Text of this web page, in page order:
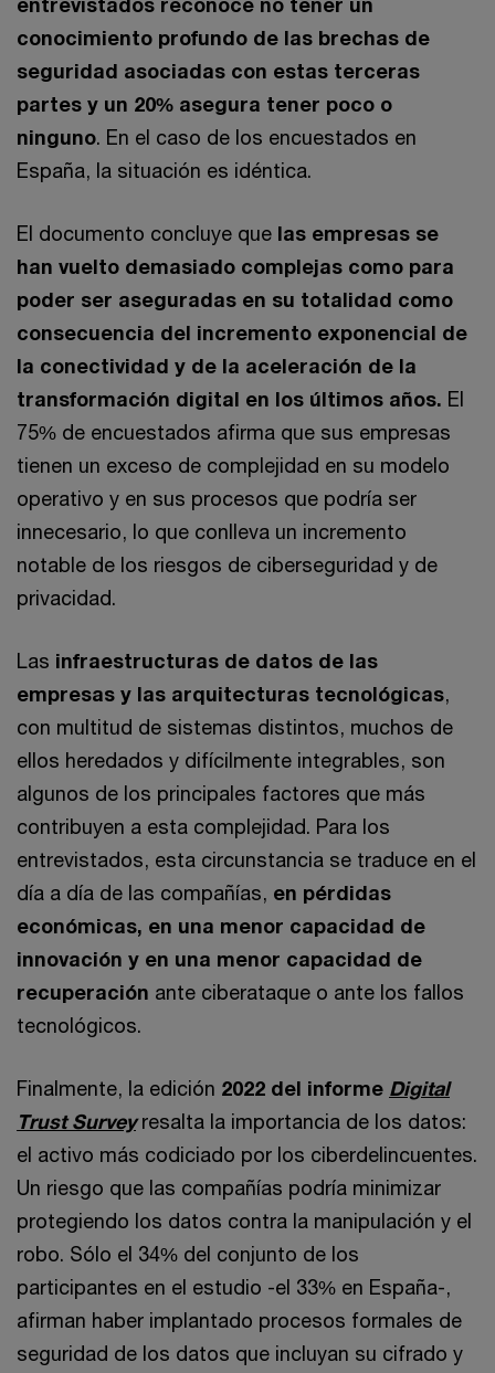
conocimiento profundo de las brechas de
seguridad asociadas con estas terceras
partes y un 20% asegura tener poco o
ninguno. En el caso de los encuestados en
España, la situación es idéntica.
El documento concluye que las empresas se
han vuelto demasiado complejas como para
poder ser aseguradas en su totalidad como
consecuencia del incremento exponencial de
la conectividad y de la aceleración de la
transformación digital en los últimos años. El
75% de encuestados afirma que sus empresas
tienen un exceso de complejidad en su modelo
operativo y en sus procesos que podría ser
innecesario, lo que conlleva un incremento
notable de los riesgos de ciberseguridad y de
privacidad.
Las infraestructuras de datos de las
empresas y las arquitecturas tecnológicas,
con multitud de sistemas distintos, muchos de
ellos heredados y difícilmente integrables, son
algunos de los principales factores que más
contribuyen a esta complejidad. Para los
entrevistados, esta circunstancia se traduce en el
día a día de las compañías, en pérdidas
económicas, en una menor capacidad de
innovación y en una menor capacidad de
recuperación ante ciberataque o ante los fallos
tecnológicos.
Finalmente, la edición 2022 del informe Digital
Trust Survey resalta la importancia de los datos:
el activo más codiciado por los ciberdelincuentes.
Un riesgo que las compañías podría minimizar
protegiendo los datos contra la manipulación y el
robo. Sólo el 34% del conjunto de los
participantes en el estudio -el 33% en España-,
afirman haber implantado procesos formales de
seguridad de los datos que incluyan su cifrado y